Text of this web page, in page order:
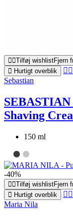
Tilføj wishlistFjern
Hurtigt overblik
Sebastian
Shaving
150 ml
-40%
Tilføj wishlistFjern
Hurtigt overblik
Maria Nila